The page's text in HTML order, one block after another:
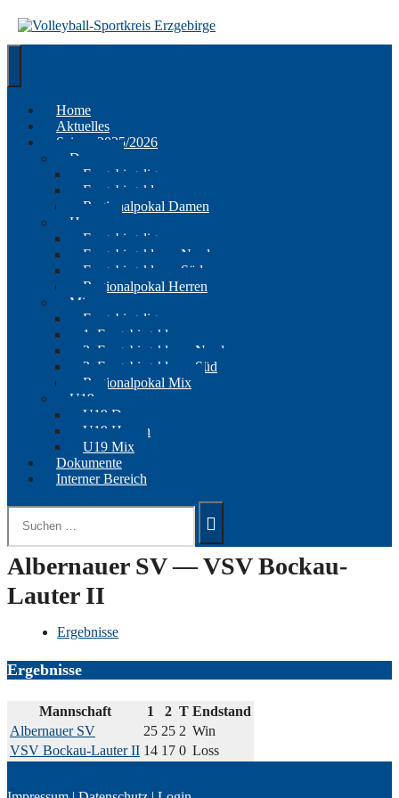
zum
Inhalt
Home
Aktuelles
Saison 2025/2026
Damen
Erzgebirgsliga
Erzgebirgsklasse
Regionalpokal Damen
Herren
Erzgebirgsliga
Erzgebirgsklasse Nord
Erzgebirgsklasse Süd
Regionalpokal Herren
Mix
Erzgebirgsliga
1. Erzgebirgsklasse
2. Erzgebirgsklasse Nord
2. Erzgebirgsklasse Süd
Regionalpokal Mix
U19
U19 Damen
U19 Herren
U19 Mix
Dokumente
Interner Bereich
Suchen
nach:
Albernauer SV — VSV Bockau-
Lauter II
Ergebnisse
Ergebnisse
Mannschaft 1 2 T Endstand
Albernauer SV
25 25 2 Win
VSV Bockau-Lauter II 14 17 0 Loss